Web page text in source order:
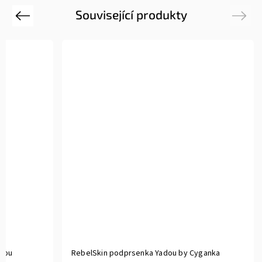
Související produkty
Previous
RebelSkin Legíny 3/4 Cyganka by Yadou
Next